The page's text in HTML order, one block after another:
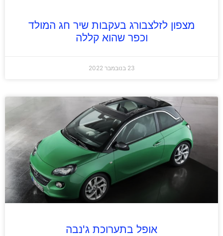
מצפון לזלצבורג בעקבות שיר חג המולד
וכפר שהוא קללה
23 בנובמבר 2022
אופל בתערוכת ג'נבה